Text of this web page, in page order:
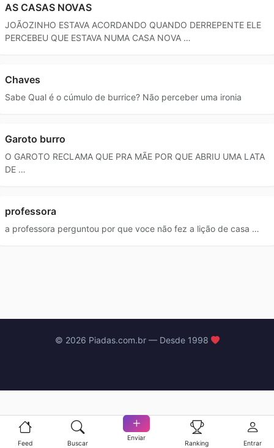
AS CASAS NOVAS
JOÃOZINHO ESTAVA ACORDANDO QUANDO DERREPENTE ELE
PERCEBEU QUE ESTAVA NUMA CASA NOVA …
Chaves
Sabe Qual é o cúmulo de burrice? Não perceber uma ironia
Garoto burro
O GAROTO RECLAMA QUE PRA MÃE POR QUE ABRIU UMA LATA
DE …
professora
a professora perguntou por que voce não fez a lição de casa …
Feed Buscar
Enviar
Ranking Entrar
© 2026 Piadas.com.br — Desde 1998